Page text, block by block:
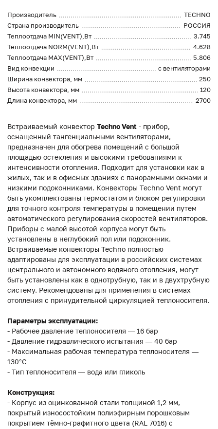
Производитель
TECHNO
Страна производитель
РОССИЯ
Теплоотдача MIN(VENT),Вт
3.745
Теплоотдача NORM(VENT),Вт
4.628
Теплоотдача MAX(VENT),Вт
5.806
Вид конвекции
с вентиляторами
Ширина конвектора, мм
250
Высота конвектора, мм
120
Длина конвектора, мм
2700
Встраиваемый конвектор Techno Vent - прибор,
оснащенный тангенциальными вентиляторами,
предназначен для обогрева помещений с большой
площадью остекления и высокими требованиями к
интенсивности отопления. Подходит для установки как в
жилых, так и в офисных зданиях с панорамными окнами и
низкими подоконниками. Конвекторы Techno Vent могут
быть укомплектованы термостатом и блоком регулировки
для точного контроля температуры в помещении путем
автоматического регулирования скоростей вентиляторов.
Приборы с малой высотой корпуса могут быть
установлены в неглубокий пол или подоконник.
Встраиваемые конвекторы Techno полностью
адаптированы для эксплуатации в российских системах
центрального и автономного водяного отопления, могут
быть установлены как в однотрубную, так и в двухтрубную
систему. Рекомендованы для применения в системах
отопления с принудительной циркуляцией теплоносителя.
Параметры эксплуатации:
- Рабочее давление теплоносителя — 16 бар
- Давление гидравлического испытания — 40 бар
- Максимальная рабочая температура теплоносителя —
130°С
- Тип теплоносителя — вода или гликоль
Конструкция:
- Корпус из оцинкованной стали толщиной 1,2 мм,
покрытый износостойким полиэфирным порошковым
покрытием тёмно-графитного цвета (RAL 7016) с